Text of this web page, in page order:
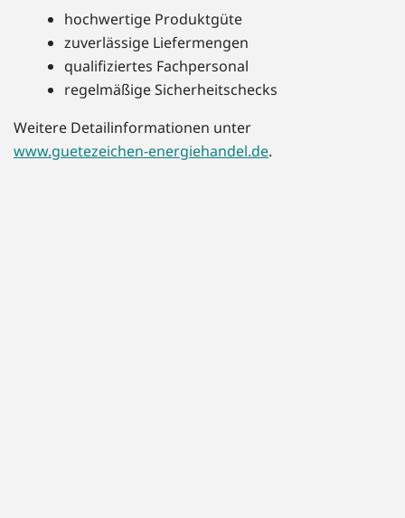
hochwertige Produktgüte
zuverlässige Liefermengen
qualifiziertes Fachpersonal
regelmäßige Sicherheitschecks
Weitere Detailinformationen unter
www.guetezeichen-energiehandel.de.